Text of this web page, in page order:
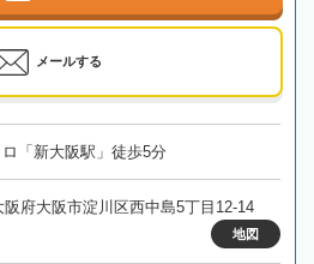
メールする
「新大阪駅」徒歩5分
阪府大阪市淀川区西中島5丁目12-14
地図